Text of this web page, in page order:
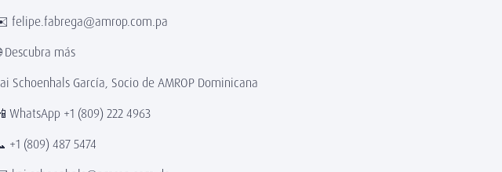
felipe.fabrega@amrop.com.pa
Descubra más
Schoenhals García, Socio de AMROP Dominicana
WhatsApp +1 (809) 222 4963
+1 (809) 487 5474